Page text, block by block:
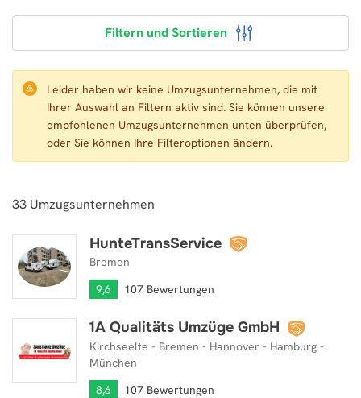
Filtern und Sortieren
Leider haben wir keine Umzugsunternehmen, die mit
Ihrer Auswahl an Filtern aktiv sind. Sie können unsere
empfohlenen Umzugsunternehmen unten überprüfen,
oder Sie können Ihre Filteroptionen ändern.
33 Umzugsunternehmen
HunteTransService
Bremen
9,6
107 Bewertungen
HunteTransService
1A Qualitäts Umzüge GmbH
Kirchseelte - Bremen - Hannover - Hamburg -
München
8,6
107 Bewertungen
1A Qualitäts Umzüge GmbH